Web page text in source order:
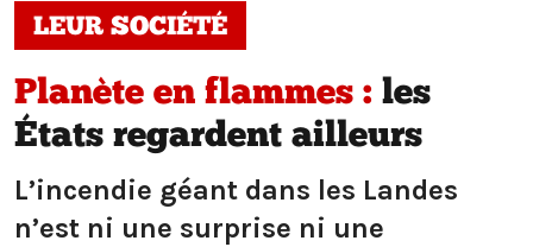
LEUR SOCIÉTÉ
Planète en flammes : les
États regardent ailleurs
L’incendie géant dans les Landes
n’est ni une surprise ni une